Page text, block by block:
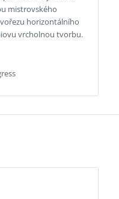
mistrovského
horizontálního
vrcholnou tvorbu.